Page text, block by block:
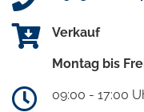
Verkauf
Montag bis
09:00 - 17:00